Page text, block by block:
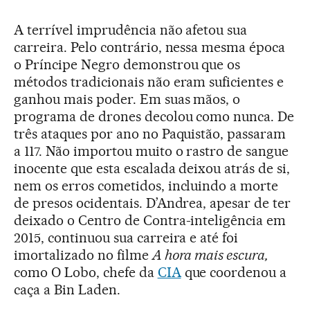
A terrível imprudência não afetou sua
carreira. Pelo contrário, nessa mesma época
o Príncipe Negro demonstrou que os
métodos tradicionais não eram suficientes e
ganhou mais poder. Em suas mãos, o
programa de drones decolou como nunca. De
três ataques por ano no Paquistão, passaram
a 117. Não importou muito o rastro de sangue
inocente que esta escalada deixou atrás de si,
nem os erros cometidos, incluindo a morte
de presos ocidentais. D’Andrea, apesar de ter
deixado o Centro de Contra-inteligência em
2015, continuou sua carreira e até foi
imortalizado no filmeA hora mais escura,
como O Lobo, chefe da CIAque coordenou a
caça a Bin Laden.